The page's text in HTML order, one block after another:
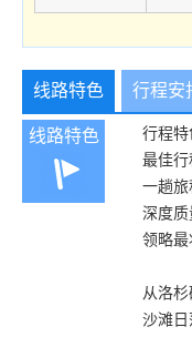
线路特色 行程安
线路特色
行程特
最佳行
一趟旅
深度质
领略最
从洛
沙滩